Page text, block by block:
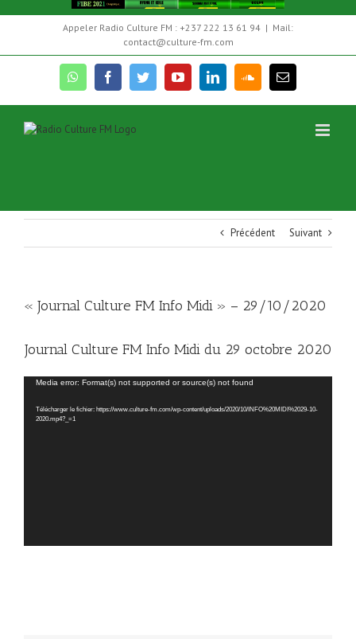
content
Appeler Radio Culture FM : +237 222 13 61 94 | Mail:
contact@culture-fm.com
whatsappfacebooktwitter youtubelinkedinsoundcloud
Email
Précédent Suivant
« Journal Culture FM Info Midi » – 29/10/2020
Journal Culture FM Info Midi du 29 octobre 2020
Lecteur
Media error: Format(s) not supported or source(s) not found
Télécharger le fichier: https://www.culture-fm.com/wp-content/uploads/2020/10/INFO%20MIDI%2029-10-
2020.mp4?_=1